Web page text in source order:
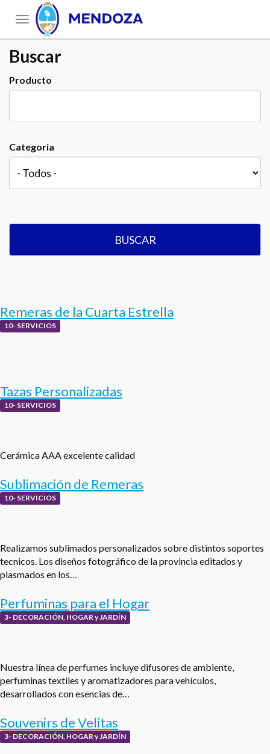
Toggle
navigation
Buscar
Producto
Categoria
BUSCAR
Remeras de la Cuarta Estrella
10- SERVICIOS
Tazas Personalizadas
10- SERVICIOS
Cerámica AAA excelente calidad
Sublimación de Remeras
10- SERVICIOS
Realizamos sublimados personalizados sobre distintos soportes
tecnicos. Los diseños fotográfico de la provincia editados y
plasmados en los…
Perfuminas para el Hogar
3- DECORACIÓN, HOGAR y JARDÍN
Nuestra línea de perfumes incluye difusores de ambiente,
perfuminas textiles y aromatizadores para vehículos,
desarrollados con esencias de…
Souvenirs de Velitas
3- DECORACIÓN, HOGAR y JARDÍN